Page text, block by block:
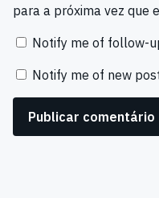
para a próxima vez que
Notify me of follow-
Notify me of new